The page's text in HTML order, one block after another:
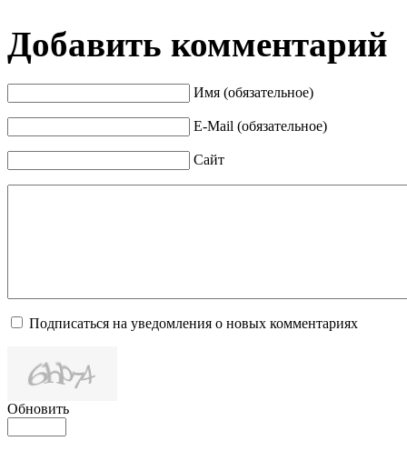
Добавить комментарий
Имя (обязательное)
E-Mail (обязательное)
Сайт
Подписаться на уведомления о новых комментариях
Обновить